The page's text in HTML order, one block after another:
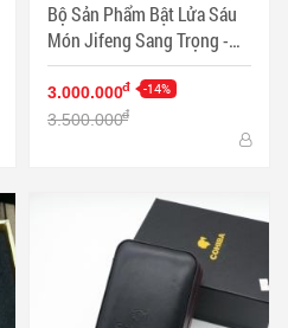
Bộ Sản Phẩm Bật Lửa Sáu
Món Jifeng Sang Trọng -
Mã SP: PKXG338
3.000.000đ -14%
3.500.000đ